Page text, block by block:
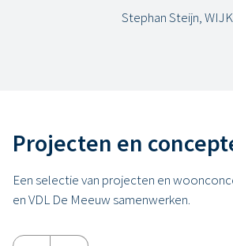
Stephan Steijn, WIJK
Projecten en
Een selectie van projecten en
en VDL De Meeuw samenwerken.